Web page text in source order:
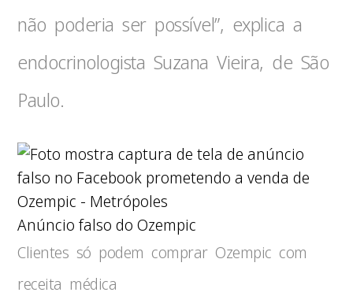
não poderia ser possível”, explica a
endocrinologista Suzana Vieira, de São
Paulo.
Anúncio falso do Ozempic
Clientes só podem comprar Ozempic com
receita médica